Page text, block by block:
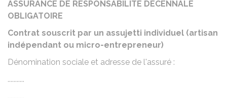
ASSURANCE DE RESPONSABILITÉ DÉCENNALE
OBLIGATOIRE
Contrat souscrit par un assujetti individuel (artisan
indépendant ou micro-entrepreneur)
Dénomination sociale et adresse de l'assuré :
...........